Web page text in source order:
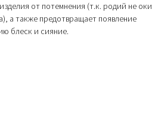
от потемнения (т.к. родий не
а также предотвращает появление
блеск и сияние.